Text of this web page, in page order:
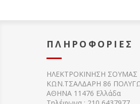
ΠΛΗΡΟΦΟΡΊΕΣ
ΗΛΕΚΤΡΟΚΙΝΗΣΗ ΣΟΥΜΑΣ
ΚΩΝ.ΤΣΑΛΔΑΡΗ 86
ΑΘΗΝΑ 11476 Ελλάδα